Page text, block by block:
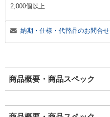
2,000個以上
納期・仕様・代替品のお問合せ
商品概要・商品スペック